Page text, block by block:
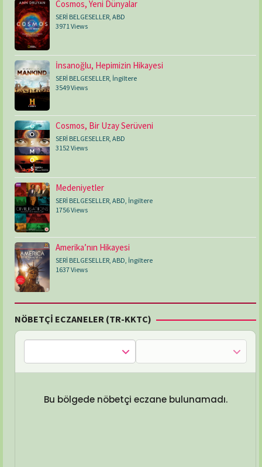
Cosmos, Yeni Dünyalar
SERİ BELGESELLER, ABD
3971 Views
İnsanoğlu, Hepimizin Hikayesi
SERİ BELGESELLER, İngiltere
3549 Views
Cosmos, Bir Uzay Serüveni
SERİ BELGESELLER ABD
3152 Views
Medeniyetler
SERİ BELGESELLER ABD İngiltere
1756 Views
Amerika’nın Hikayesi
SERİ BELGESELLER ABD İngiltere
1637 Views
NÖBETÇİ ECZANELER (TR-KKTC)
Bu bölgede nöbetçi eczane bulunamadı.